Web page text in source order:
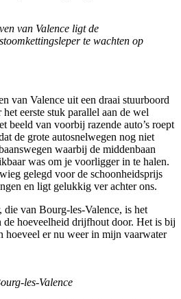
van Valence ligt de
te wachten op
van Valence uit een draai stuurboord
eerste stuk parallel aan de wel
beeld van voorbij razende auto’s roept
de grote autosnelwegen nog niet
waarbij de middenbaan
was om je voorligger in te halen.
gelegd voor de schoonheidsprijs
en ligt gelukkig ver achter ons.
die van Bourg-les-Valence, is het
de hoeveelheid drijfhout door. Het is bij
hoeveel er nu weer in mijn vaarwater
les-Valence